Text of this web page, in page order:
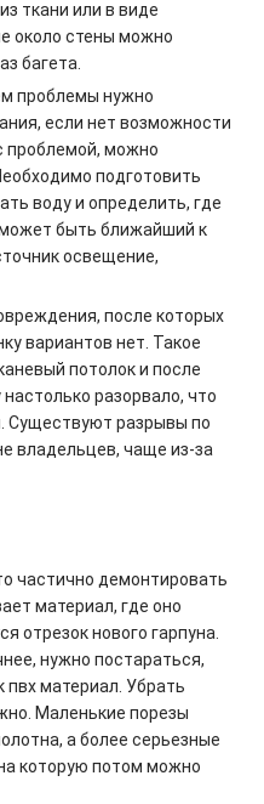
ткани или в виде
около стены можно
багета.
проблемы нужно
если нет возможности
проблемой, можно
подготовить
воду и определить, где
быть ближайший к
освещение,
после которых
вариантов нет. Такое
потолок и после
разорвало, что
Существуют разрывы по
владельцев, чаще из-за
частично демонтировать
материал, где оно
отрезок нового гарпуна.
нужно постараться,
пвх материал. Убрать
Маленькие порезы
а более серьезные
которую потом можно